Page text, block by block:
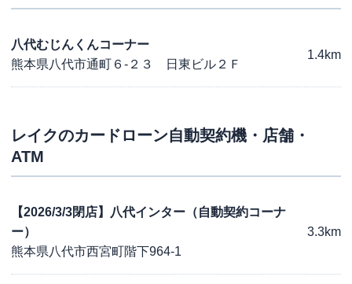
八代むじんくんコーナー
熊本県八代市通町６-２３ 日東ビル２Ｆ
1.4km
レイクのカードローン自動契約機・店舗・
ATM
【2026/3/3閉店】八代インター（自動契約コーナ
ー）
熊本県八代市西宮町階下964-1
3.3km